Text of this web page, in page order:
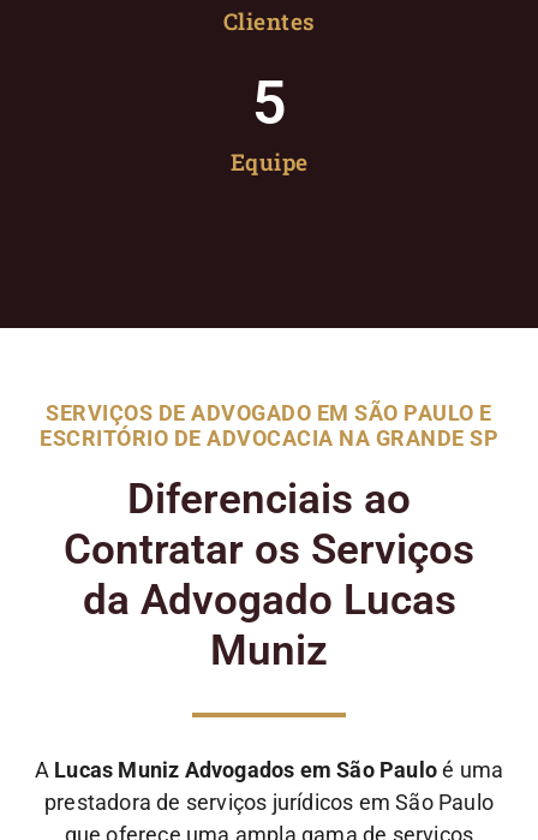
Clientes
Equipe
5
SERVIÇOS DE ADVOGADO EM SÃO PAULO E
ESCRITÓRIO DE ADVOCACIA NA GRANDE SP
Diferenciais ao
Contratar os Serviços
da Advogado Lucas
Muniz
A Lucas Muniz Advogados em São Pauloé uma
prestadora de serviços jurídicos em São Paulo
que oferece uma ampla gama de serviços